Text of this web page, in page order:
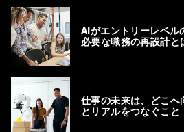
AIがエントリーレベル
必要な職務の再設計と
仕事の未来は、どこ
とリアルをつなぐこと